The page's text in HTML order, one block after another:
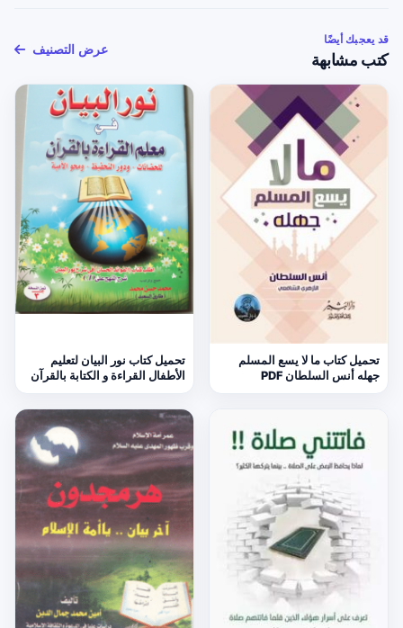
قد يعجبك أيضًا
كتب مشابهة
عرض التصنيف
تحميل كتاب ما لا يسع المسلم
جهله أنس السلطان PDF
تحميل كتاب نور البيان لتعليم
الأطفال القراءة و الكتابة بالقرآن